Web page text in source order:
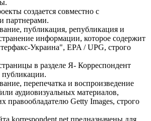
создается совместно с
партнерами.
публикация, републикация и
информации, которое содержит
Украина", EPA / UPG, строго
в разделе Я- Корреспондент
публикации.
перепечатка и воспроизведение
аудиовизуальных материалов,
правообладателю Getty Images, строго